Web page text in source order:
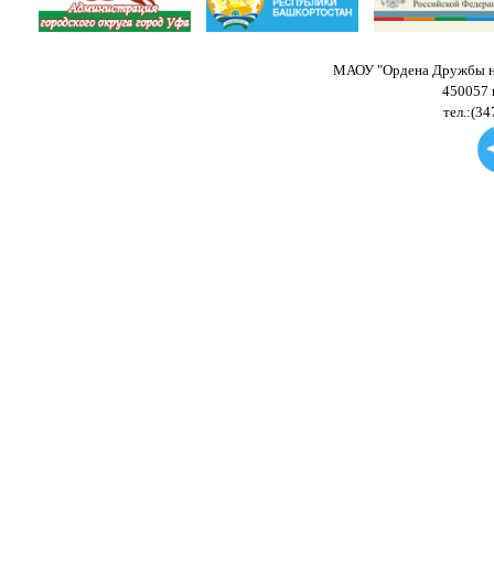
МАОУ "Ордена Дружбы
450057